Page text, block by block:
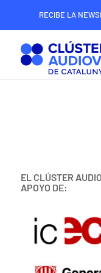
RECIBE LA
EL CLÚSTER
APOYO DE: